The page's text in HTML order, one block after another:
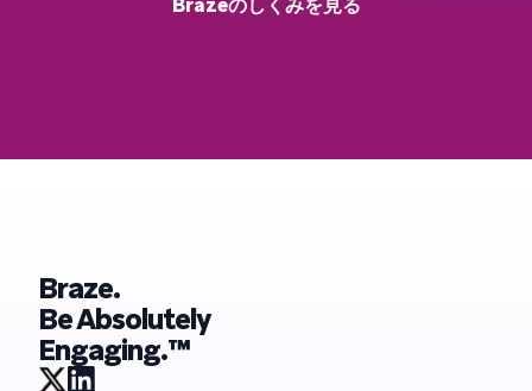
Brazeのしくみを見る
Braze.
Be Absolutely
Engaging.™